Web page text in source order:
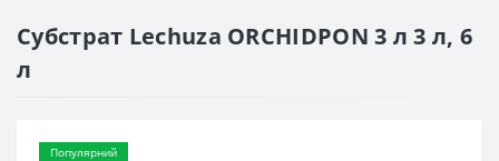
Субстрат Lechuza ORCHIDPON 3 л 3 л, 6
л
Популярний